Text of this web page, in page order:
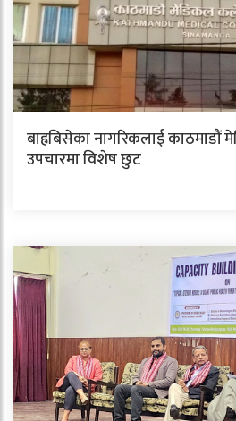
बाह्रबिसेका नागरिकलाई
उपचारमा विशेष छुट